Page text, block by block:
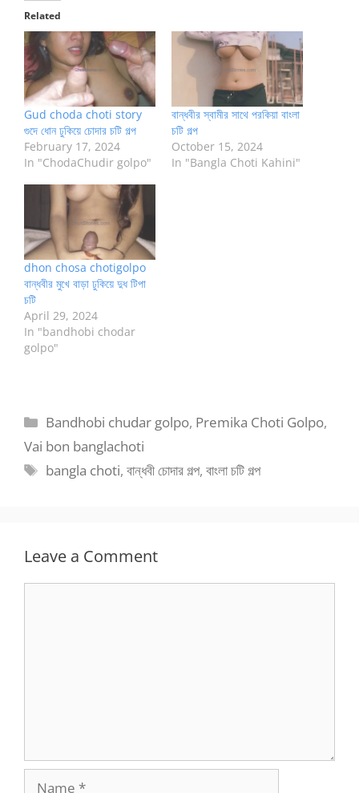
Related
Gud choda choti story
গুদে ধোন ঢুকিয়ে চোদার চটি গল্প
February 17, 2024
In "ChodaChudir golpo"
বান্ধবীর স্বামীর সাথে পরকিয়া বাংলা
চটি গল্প
October 15, 2024
In "Bangla Choti Kahini"
dhon chosa chotigolpo
বান্ধবীর মুখে বাড়া ঢুকিয়ে দুধ টিপা
চটি
April 29, 2024
In "bandhobi chodar
golpo"
Categories
Bandhobi chudar golpo, Premika Choti Golpo,
Vai bon banglachoti
Tags
bangla choti,বান্ধবী চোদার গল্প,বাংলা চটি গল্প
Leave a Comment